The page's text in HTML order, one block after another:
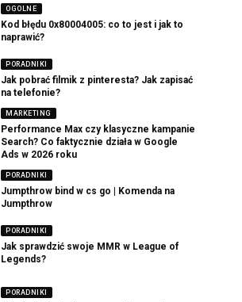
OGOLNE
Kod błędu 0x80004005: co to jest i jak to
naprawić?
PORADNIKI
Jak pobrać filmik z pinteresta? Jak zapisać
na telefonie?
MARKETING
Performance Max czy klasyczne kampanie
Search? Co faktycznie działa w Google
Ads w 2026 roku
PORADNIKI
Jumpthrow bind w cs go | Komenda na
Jumpthrow
PORADNIKI
Jak sprawdzić swoje MMR w League of
Legends?
PORADNIKI